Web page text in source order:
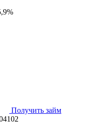
Получить займ